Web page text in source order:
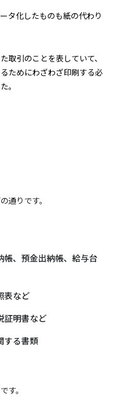
タ化したものも紙の代わり
取引のことを表していて、
ためにわざわざ印刷する必
。
通りです。
帳、預金出納帳、給与台
表など
証明書など
する書類
す。